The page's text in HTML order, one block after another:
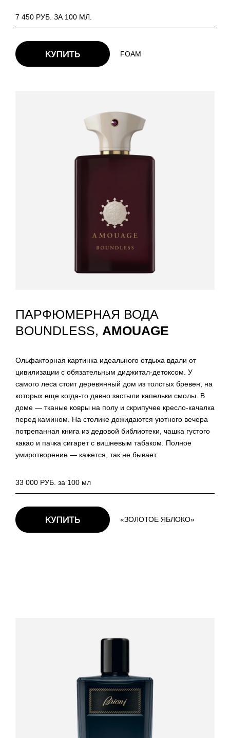
7 450 РУБ. ЗА 100 МЛ.
FOAM
ПАРФЮМЕРНАЯ ВОДА
BOUNDLESS, AMOUAGE
Ольфакторная картинка идеального отдыха вдали от
цивилизации с обязательным диджитал-детоксом. У
самого леса стоит деревянный дом из толстых бревен, на
которых еще когда-то давно застыли капельки смолы. В
доме — тканые ковры на полу и скрипучее кресло-качалка
перед камином. На столике дожидаются уютного вечера
потрепанная книга из дедовой библиотеки, чашка густого
какао и пачка сигарет с вишневым табаком. Полное
умиротворение — кажется, так не бывает.
33 000 РУБ. за 100 мл
«ЗОЛОТОЕ ЯБЛОКО»